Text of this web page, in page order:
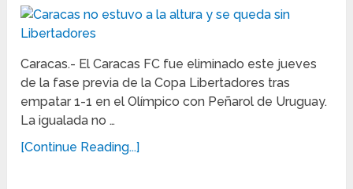
Caracas.- El Caracas FC fue eliminado este jueves
de la fase previa de la Copa Libertadores tras
empatar 1-1 en el Olímpico con Peñarol de Uruguay.
La igualada no …
[Continue Reading...]